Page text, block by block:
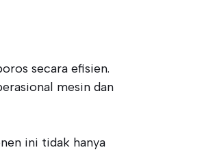
secara efisien.
mesin dan
ini tidak hanya